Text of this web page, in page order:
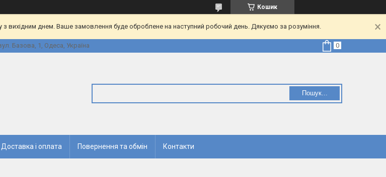
Кошик
з вихідним днем. Ваше замовлення буде оброблене на наступний робочий день. Дякуємо за розуміння.
Базова, 1, Одеса, Україна
Пошук...
Доставка і оплата Повернення та обмін Контакти